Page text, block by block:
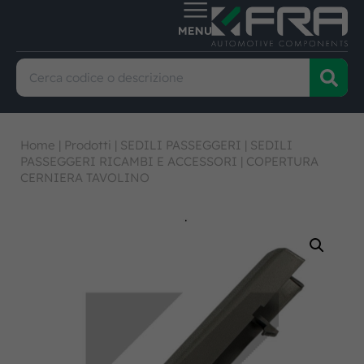
Home | Prodotti | SEDILI PASSEGGERI | SEDILI
PASSEGGERI RICAMBI E ACCESSORI | COPERTURA
CERNIERA TAVOLINO